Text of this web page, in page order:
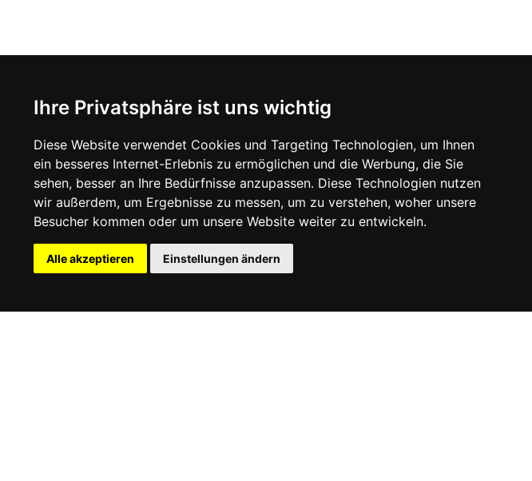
Ihre Privatsphäre ist uns wichtig
Diese Website verwendet Cookies und Targeting Technologien, um Ihnen
ein besseres Internet-Erlebnis zu ermöglichen und die Werbung, die Sie
sehen, besser an Ihre Bedürfnisse anzupassen. Diese Technologien nutzen
wir außerdem, um Ergebnisse zu messen, um zu verstehen, woher unsere
Besucher kommen oder um unsere Website weiter zu entwickeln.
Alle akzeptieren Einstellungen ändern